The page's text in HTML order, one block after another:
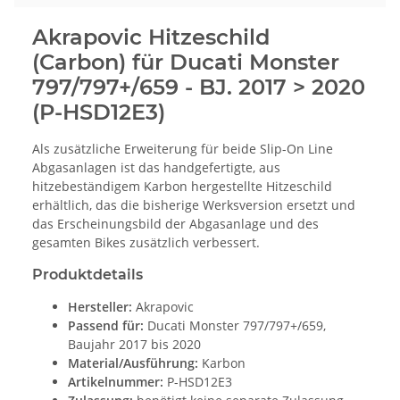
Akrapovic Hitzeschild
(Carbon) für Ducati Monster
797/797+/659 - BJ. 2017 > 2020
(P-HSD12E3)
Als zusätzliche Erweiterung für beide Slip-On Line
Abgasanlagen ist das handgefertigte, aus
hitzebeständigem Karbon hergestellte Hitzeschild
erhältlich, das die bisherige Werksversion ersetzt und
das Erscheinungsbild der Abgasanlage und des
gesamten Bikes zusätzlich verbessert.
Produktdetails
Hersteller: Akrapovic
Passend für: Ducati Monster 797/797+/659,
Baujahr 2017 bis 2020
Material/Ausführung: Karbon
Artikelnummer: P-HSD12E3